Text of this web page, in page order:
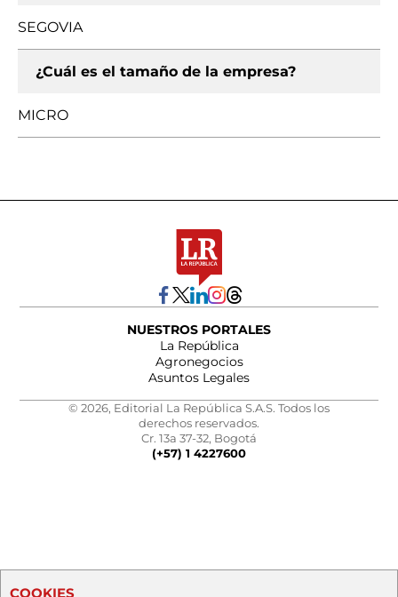
SEGOVIA
¿Cuál es el tamaño de la empresa?
MICRO
NUESTROS PORTALES
La República
Agronegocios
Asuntos Legales
© 2026, Editorial La República S.A.S. Todos los
derechos reservados.
Cr. 13a 37-32, Bogotá
(+57) 1 4227600
COOKIES